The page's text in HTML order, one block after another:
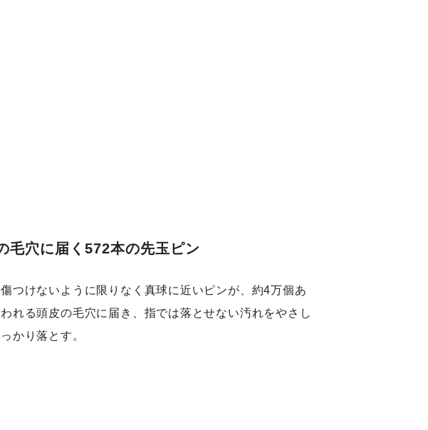
毛穴に届く572本の先玉ピン
つけないように限りなく真球に近いピンが、約4万個あ
れる頭皮の毛穴に届き、指では落とせない汚れをやさし
かり落とす。